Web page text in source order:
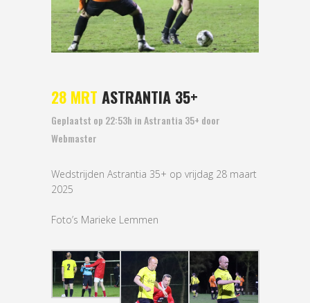
28 MRT ASTRANTIA 35+
Geplaatst op 22:53h inAstrantia 35+ door
Webmaster
Wedstrijden Astrantia 35+ op vrijdag 28 maart
2025
Foto’s Marieke Lemmen